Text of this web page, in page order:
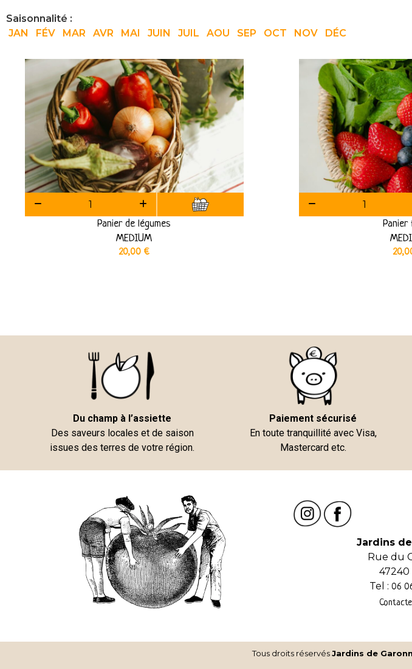
Saisonnalité :
JAN
FÉV MAR AVR MAI JUIN JUIL AOU SEP OCT NOV DÉC
Panier de légumes
MEDIUM
20,00 €
Du champ à l’assiette
Des saveurs locales et de saison
issues des terres de votre région.
Paiement sécurisé
En toute tranquillité avec Visa,
Mastercard etc.
Jardins
Rue du
47240
Tel : 06
Tous droits réservésJardins de